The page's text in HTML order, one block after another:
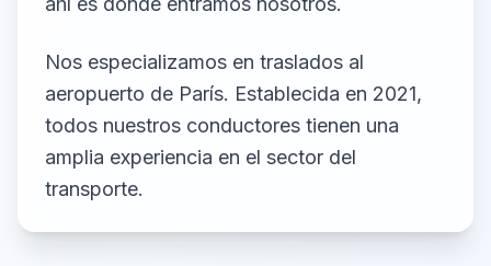
Nos especializamos en traslados al
aeropuerto de París. Establecida en 2021,
todos nuestros conductores tienen una
amplia experiencia en el sector del
transporte.